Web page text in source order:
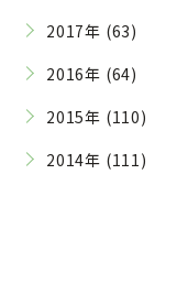
2017年 (63)
2016年 (64)
2015年 (110)
2014年 (111)